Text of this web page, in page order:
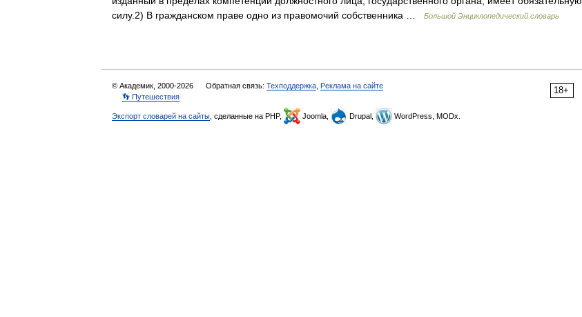
силу.2) В гражданском праве одно из правомочий собственника …
Большой Энциклопедический словарь
18+
© Академик, 2000-2026 Обратная связь: Техподдержка Реклама на сайте
👣 Путешествия
Экспорт словарей на сайты , сделанные на PHP, Joomla, Drupal, WordPress, MODx.